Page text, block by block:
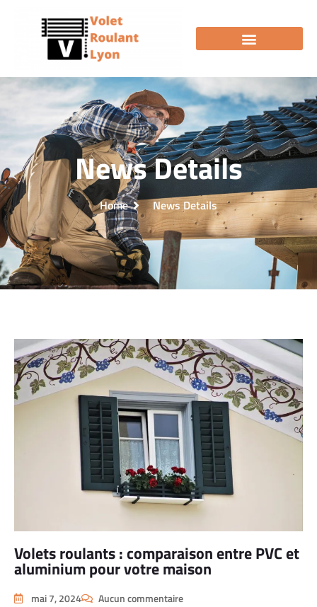
News Details
Home News Details
Volets roulants : comparaison entre PVC et
aluminium pour votre maison
mai 7, 2024 Aucun commentaire